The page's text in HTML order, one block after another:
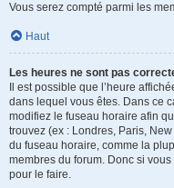
Vous serez compté parmi les
Haut
Les heures ne sont pas
Il est possible que l’heure
dans lequel vous êtes. Dans ce
modifiez le fuseau horaire afin
trouvez (ex : Londres, Paris,
du fuseau horaire, comme la
membres du forum. Donc si
pour le faire.